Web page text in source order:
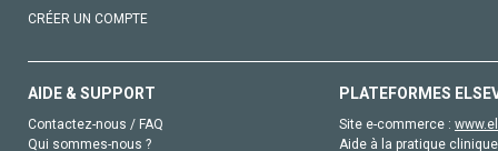
CRÉER UN COMPTE
AIDE & SUPPORT
Contactez-nous / FAQ
Qui sommes-nous ?
PLATEFORMES
Site e-commerce :
Aide à la pratique